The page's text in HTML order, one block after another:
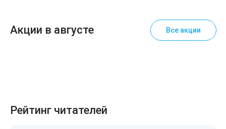
Акции в августе Все акции
Рейтинг читателей